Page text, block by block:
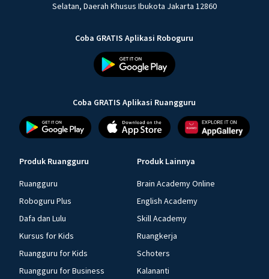
Selatan, Daerah Khusus Ibukota Jakarta 12860
Coba GRATIS Aplikasi Roboguru
Coba GRATIS Aplikasi Ruangguru
Produk Ruangguru
Ruangguru
Roboguru Plus
Dafa dan Lulu
Kursus for Kids
Ruangguru for Kids
Ruangguru for Business
Produk Lainnya
Brain Academy Online
English Academy
Skill Academy
Ruangkerja
Schoters
Kalananti